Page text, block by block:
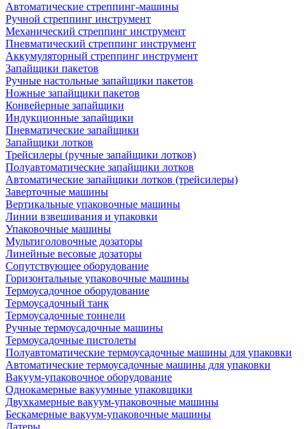
Автоматические стреппинг-машины
Ручной стреппинг инструмент
Механический стреппинг инструмент
Пневматический стреппинг инструмент
Аккумуляторный стреппинг инструмент
Запайщики пакетов
Ручные настольные запайщики пакетов
Ножные запайщики пакетов
Конвейерные запайщики
Индукционные запайщики
Пневматические запайщики
Запайщики лотков
Трейсилеры (ручные запайщики лотков)
Полуавтоматические запайщики лотков
Автоматические запайщики лотков (трейсилеры)
Заверточные машины
Вертикальные упаковочные машины
Линии взвешивания и упаковки
Упаковочные машины
Мультиголовочные дозаторы
Линейные весовые дозаторы
Сопутствующее оборудование
Горизонтальные упаковочные машины
Термоусадочное оборудование
Термоусадочный танк
Термоусадочные тоннели
Ручные термоусадочные машины
Термоусадочные пистолеты
Полуавтоматические термоусадочные машины для упаковки
Автоматические термоусадочные машины для упаковки
Вакуум-упаковочное оборудование
Однокамерные вакуумные упаковщики
Двухкамерные вакуум-упаковочные машины
Бескамерные вакуум-упаковочные машины
Датеры